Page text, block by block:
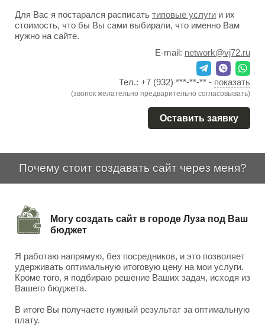
Для Вас я постарался расписать типовые услуги и их
стоимость, что бы Вы сами выбирали, что именно Вам
нужно на сайте.
E-mail: network@vj72.ru
Тел.: +7 (932) ***-**-** - показать
(звонок желательно предварительно согласовывать)
Оставить заявку
Почему стоит создавать сайт через меня?
Могу создать сайт в городе Луза под Ваш
бюджет
Я работаю напрямую, без посредников, и это позволяет
удерживать оптимальную итоговую цену на мои услуги.
Кроме того, я подбираю решение Ваших задач, исходя из
Вашего бюджета.
В итоге Вы получаете нужный результат за оптимальную
плату.